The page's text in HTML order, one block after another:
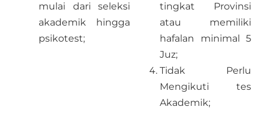
mulai dari seleksi
akademik hingga
psikotest;
tingkat Provinsi
atau memiliki
hafalan minimal 5
Juz;
Tidak Perlu
Mengikuti tes
Akademik;